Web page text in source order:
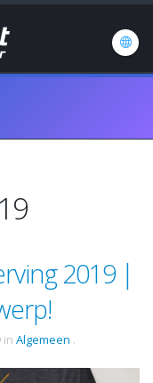
2019 |
in Algemeen .